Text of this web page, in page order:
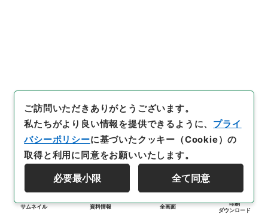
サムネイル 資料情報 全画面
印刷
ダウンロード
ご訪問いただきありがとうございます。
私たちがより良い情報を提供できるように、 プライ
バシーポリシーに基づいたクッキー（Cookie）の
取得と利用に同意をお願いいたします。
必要最小限 全て同意